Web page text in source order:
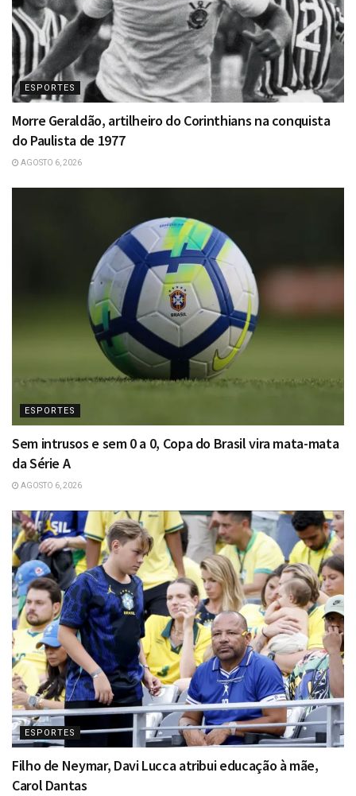
ESPORTES
Morre Geraldão, artilheiro do Corinthians na conquista
do Paulista de 1977
AGOSTO 6, 2026
ESPORTES
Sem intrusos e sem 0 a 0, Copa do Brasil vira mata-mata
da Série A
AGOSTO 6, 2026
ESPORTES
Filho de Neymar, Davi Lucca atribui educação à mãe,
Carol Dantas